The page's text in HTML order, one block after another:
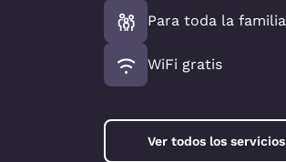
Para toda la familia
WiFi gratis
Ver todos los servicios